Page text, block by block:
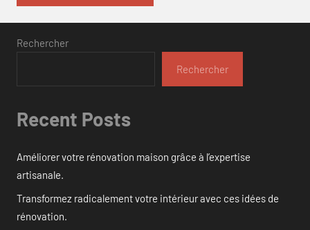
Rechercher
Rechercher
Recent Posts
Améliorer votre rénovation maison grâce à l’expertise
artisanale.
Transformez radicalement votre intérieur avec ces idées de
rénovation.